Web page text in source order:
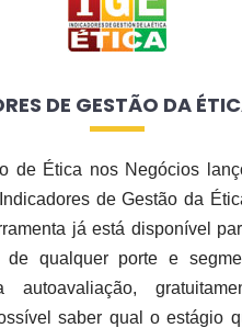
DE GESTÃO DA
de Ética nos Negócios
de Gestão da
já está disponível
de qualquer porte e
autoavaliação,
saber qual o estágio